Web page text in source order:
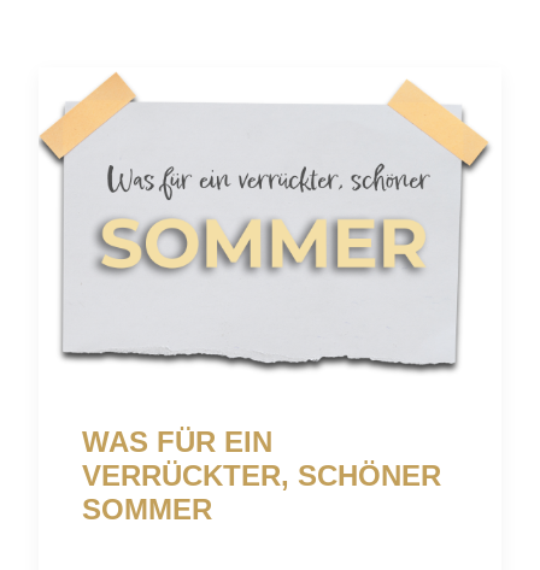
WAS FÜR EIN
VERRÜCKTER, SCHÖNER
SOMMER